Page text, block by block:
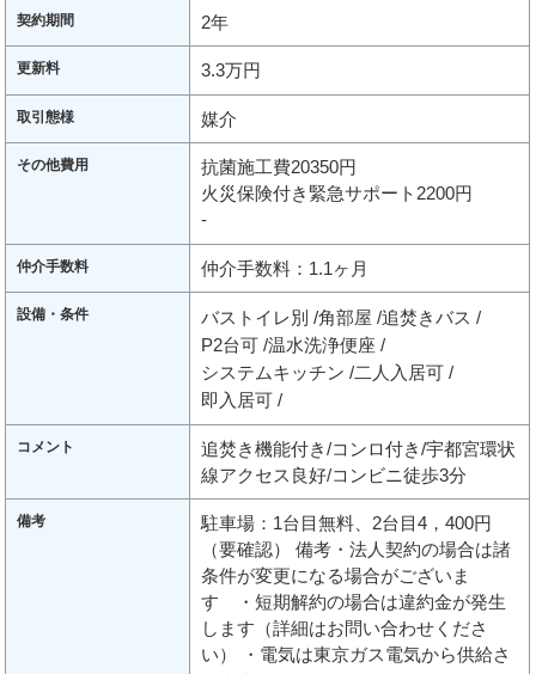
契約期間 2年
更新料 3.3万円
取引態様 媒介
その他費用
抗菌施工費20350円
火災保険付き緊急サポート2200円
-
仲介手数料 仲介手数料：1.1ヶ月
設備・条件 バストイレ別 角部屋 追焚きバス
P2台可 温水洗浄便座
システムキッチン
二人入居可
即入居可
コメント
追焚き機能付き/コンロ付き/宇都宮環状
線アクセス良好/コンビニ徒歩3分
備考
駐車場：1台目無料、2台目4，400円
（要確認） 備考・法人契約の場合は諸
条件が変更になる場合がございま
す ・短期解約の場合は違約金が発生
します（詳細はお問い合わせくださ
い） ・電気は東京ガス電気から供給さ